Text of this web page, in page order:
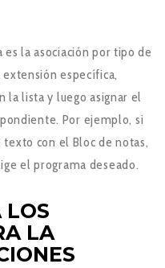
la asociación por tipo de
específica,
la lista y luego asignar el
Por ejemplo, si
con el Bloc de notas,
el programa deseado.
LOS
LA